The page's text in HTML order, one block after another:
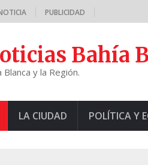
PUBLICIDAD
Bahía
y la Región.
LA CIUDAD POLÍTICA Y